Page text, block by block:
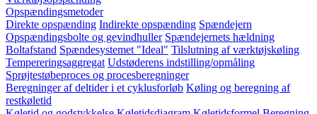
Opspændingsmetoder
Direkte opspænding Indirekte opspænding Spændejern
Opspændingsbolte og gevindhuller Spændejernets hældning
Boltafstand Spændesystemet "Ideal" Tilslutning af værktøjskøling
Tempereringsaggregat Udstøderens indstilling/opmåling
Sprøjtestøbeproces og procesberegninger
Beregninger af deltider i et cyklusforløb Køling og beregning af
restkøletid